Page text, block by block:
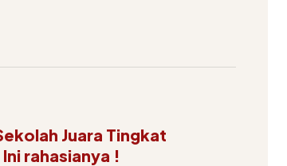
Juara Tingkat
rahasianya !